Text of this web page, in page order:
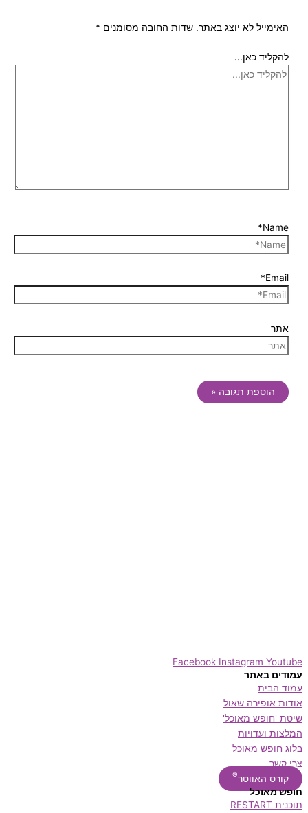
האימייל לא יוצג באתר. שדות החובה מסומנים *
להקליד כאן...
Name*
Email*
אתר
Facebook Instagram Youtube
עמודים באתר
עמוד הבית
אודות אופירה שאול
שיטת 'חופש מאוכל'
המלצות ועדויות
בלוג חופש מאוכל
צרי קשר
קורס האווטר®
חופש מאוכל
תוכנית RESTART